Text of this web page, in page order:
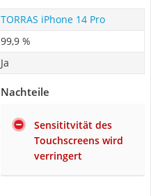
TORRAS iPhone 14 Pro
99,9 %
Ja
Nachteile
Sensititvität des
Touchscreens wird
verringert